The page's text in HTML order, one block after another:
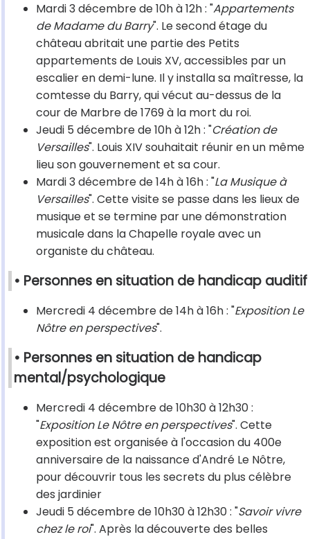
Mardi 3 décembre de 10h à 12h : "Appartements
de Madame du Barry". Le second étage du
château abritait une partie des Petits
appartements de Louis XV, accessibles par un
escalier en demi-lune. Il y installa sa maîtresse, la
comtesse du Barry, qui vécut au-dessus de la
cour de Marbre de 1769 à la mort du roi.
Jeudi 5 décembre de 10h à 12h : "Création de
Versailles". Louis XIV souhaitait réunir en un même
lieu son gouvernement et sa cour.
Mardi 3 décembre de 14h à 16h : "La Musique à
Versailles". Cette visite se passe dans les lieux de
musique et se termine par une démonstration
musicale dans la Chapelle royale avec un
organiste du château.
• Personnes en situation de handicap auditif
Mercredi 4 décembre de 14h à 16h : "Exposition Le
Nôtre en perspectives".
• Personnes en situation de handicap
mental/psychologique
Mercredi 4 décembre de 10h30 à 12h30 :
"Exposition Le Nôtre en perspectives". Cette
exposition est organisée à l'occasion du 400e
anniversaire de la naissance d'André Le Nôtre,
pour découvrir tous les secrets du plus célèbre
des jardinier
Jeudi 5 décembre de 10h30 à 12h30 : "Savoir vivre
chez le roi". Après la découverte des belles